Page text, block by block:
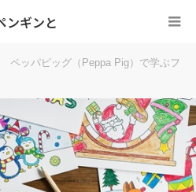
ンギンと
ペッパピッグ（Peppa Pig）で学ぶフ